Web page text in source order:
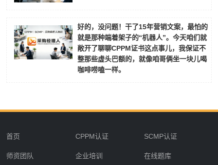
好的，没问题！干了15年营销文案，最怕的
就是那种端着架子的“机器人”。今天咱们就
敞开了聊聊CPPM证书这点事儿，我保证不
整那些虚头巴额的，就像咱哥俩坐一块儿喝
咖啡唠嗑一样。
首页 CPPM认证 SCMP认证
师资团队 企业培训 在线题库